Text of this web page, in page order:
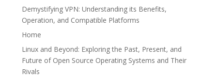
Demystifying VPN: Understanding its Benefits,
Operation, and Compatible Platforms
Home
Linux and Beyond: Exploring the Past, Present, and
Future of Open Source Operating Systems and Their
Rivals